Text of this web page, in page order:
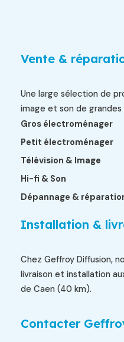
Vente &
Une large sélection de
image et son de grandes
Gros électroménager
Petit électroménager
Télévision & Image
Hi-fi & Son
Dépannage &
Installation &
Chez Geffroy Diffusion,
livraison et installation
de Caen (40 km).
Contacter